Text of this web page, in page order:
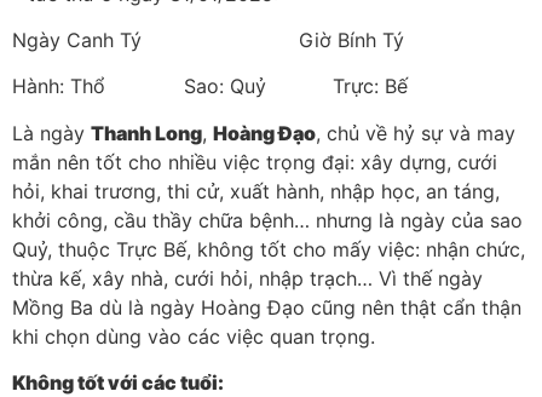
Ngày Canh Tý Giờ Bính Tý
Hành: Thổ Sao: Quỷ Trực: Bế
Là ngày Thanh Long, Hoàng Đạo, chủ về hỷ sự và may
mắn nên tốt cho nhiều việc trọng đại: xây dựng, cưới
hỏi, khai trương, thi cử, xuất hành, nhập học, an táng,
khởi công, cầu thầy chữa bệnh… nhưng là ngày của sao
Quỷ, thuộc Trực Bế, không tốt cho mấy việc: nhận chức,
thừa kế, xây nhà, cưới hỏi, nhập trạch… Vì thế ngày
Mồng Ba dù là ngày Hoàng Đạo cũng nên thật cẩn thận
khi chọn dùng vào các việc quan trọng.
Không tốt với các tuổi: